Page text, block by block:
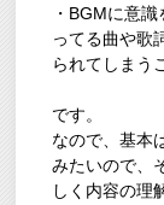
・BGMに意
ってる曲や歌
られてしまう
です。
なので、基本
みたいので、
しく内容の理